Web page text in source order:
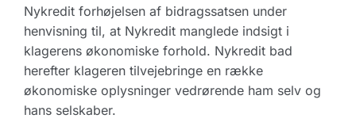
Nykredit forhøjelsen af bidragssatsen under
henvisning til, at Nykredit manglede indsigt i
klagerens økonomiske forhold. Nykredit bad
herefter klageren tilvejebringe en række
økonomiske oplysninger vedrørende ham selv og
hans selskaber.